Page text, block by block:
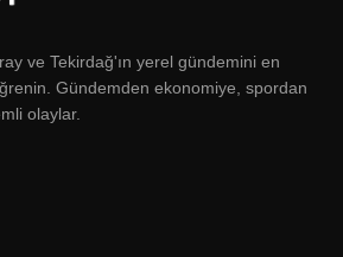
ve Tekirdağ'ın yerel gündemini en
Gündemden ekonomiye, spordan
olaylar.